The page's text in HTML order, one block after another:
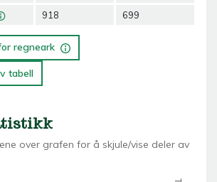
918
699
regneark
tabell
over grafen for å skjule/vise deler av